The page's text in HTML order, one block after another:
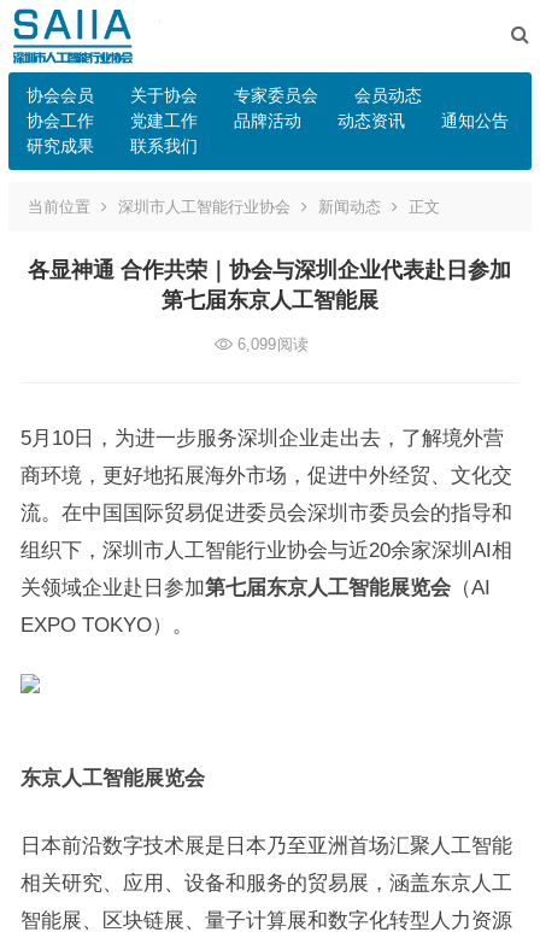
协会会员 关于协会 专家委员会
会员动态
协会工作
党建工作 品牌活动 动态资讯
通知公告
研究成果
联系我们
当前位置 深圳市人工智能行业协会 新闻动态 正文
各显神通 合作共荣｜协会与深圳企业代表赴日参加
第七届东京人工智能展
6,099阅读
5月10日，为进一步服务深圳企业走出去，了解境外营
商环境，更好地拓展海外市场，促进中外经贸、文化交
流。在中国国际贸易促进委员会深圳市委员会的指导和
组织下，深圳市人工智能行业协会与近20余家深圳AI相
关领域企业赴日参加第七届东京人工智能展览会（AI
EXPO TOKYO）。
东京人工智能展览会
日本前沿数字技术展是日本乃至亚洲首场汇聚人工智能
相关研究、应用、设备和服务的贸易展，涵盖东京人工
智能展、区块链展、量子计算展和数字化转型人力资源